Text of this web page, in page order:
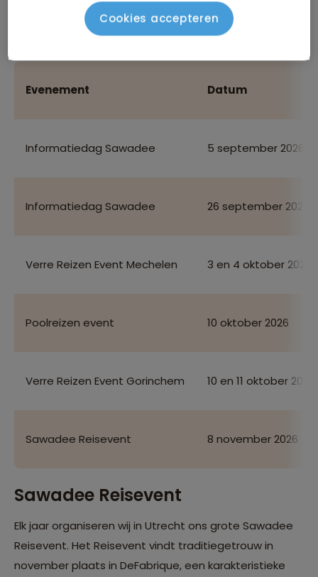
met het vastleggen van nieuwe data. Houd deze
pagina in de gaten voor de laatste updates.
Evenement Datum
Informatiedag Sawadee 5 september 2026
Informatiedag Sawadee 26 september 2026
Verre Reizen Event Mechelen 3 en 4 oktober 2026
Poolreizen event 10 oktober 2026
Verre Reizen Event Gorinchem 10 en 11 oktober 2026
Sawadee Reisevent 8 november 2026
Sawadee Reisevent
Elk jaar organiseren wij in Utrecht ons grote Sawadee
Reisevent. Het Reisevent vindt traditiegetrouw in
november plaats in DeFabrique, een karakteristieke
Cookies accepteren